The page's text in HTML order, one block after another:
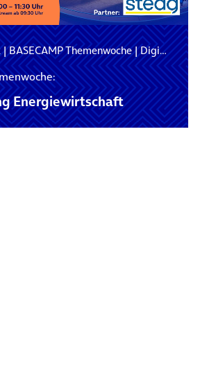
|BASECAMP Themenwoche|Digitale Nachhaltigkeit
Energiewirtschaft